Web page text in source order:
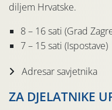
diljem Hrvatske.
8 – 16 sati (Grad
7 – 15 sati (Ispostave)
Adresar savjetnika
ZA DJELATNIKE